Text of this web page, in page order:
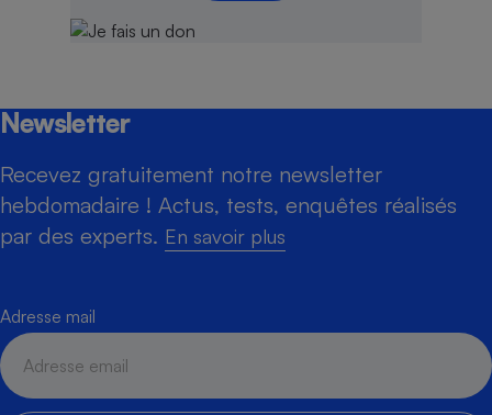
Newsletter
Recevez gratuitement notre newsletter
hebdomadaire ! Actus, tests, enquêtes réalisés
par des experts. En savoir plus
Adresse mail